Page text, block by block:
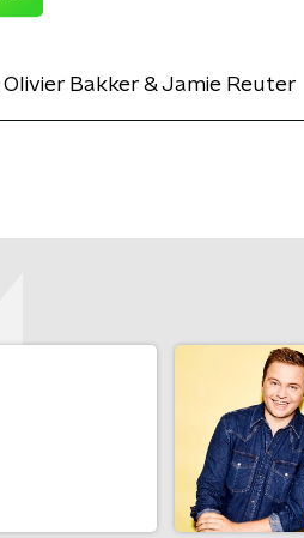
Olivier Bakker & Jamie Reuter